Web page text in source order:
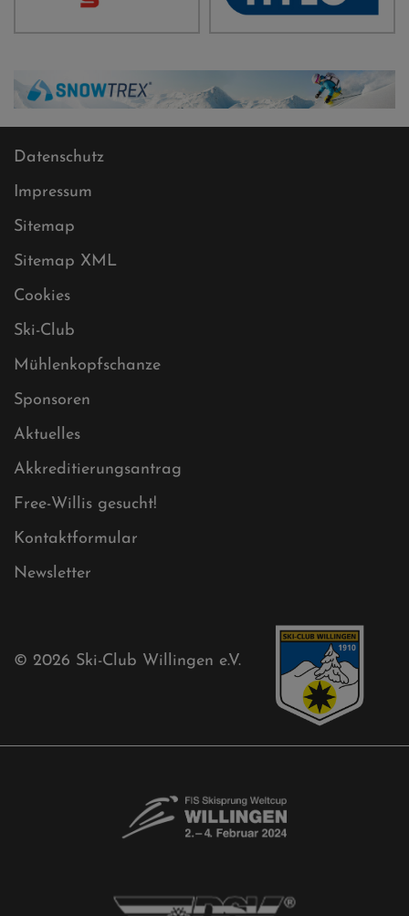
Datenschutz
Sitemap XML
Cookies
Mühlenkopfschanze
Kontaktformular